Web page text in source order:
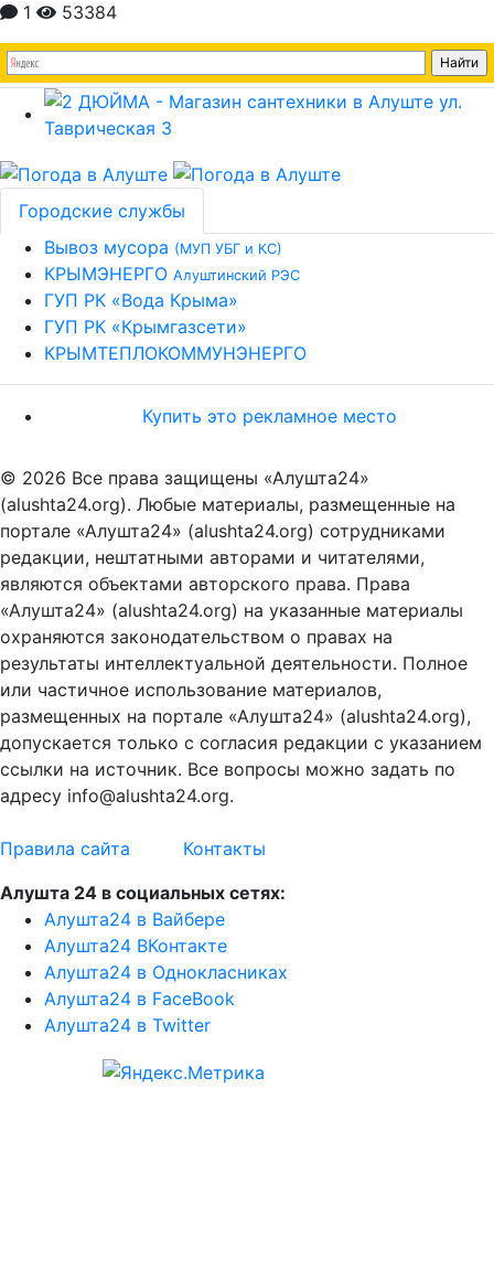
1
53384
Городские службы
Вывоз мусора (МУП УБГ и КС)
КРЫМЭНЕРГО Алуштинский РЭС
ГУП РК «Вода Крыма»
ГУП РК «Крымгазсети»
КРЫМТЕПЛОКОММУНЭНЕРГО
Купить это рекламное место
© 2026 Все права защищены «Алушта24»
(alushta24.org). Любые материалы, размещенные на
портале «Алушта24» (alushta24.org) сотрудниками
редакции, нештатными авторами и читателями,
являются объектами авторского права. Права
«Алушта24» (alushta24.org) на указанные материалы
охраняются законодательством о правах на
результаты интеллектуальной деятельности. Полное
или частичное использование материалов,
размещенных на портале «Алушта24» (alushta24.org),
допускается только с согласия редакции с указанием
ссылки на источник. Все вопросы можно задать по
адресу info@alushta24.org.
Правила сайта
Контакты
Алушта 24 в социальных сетях:
Алушта24 в Вайбере
Алушта24 ВКонтакте
Алушта24 в Однокласниках
Алушта24 в FaceBook
Алушта24 в Twitter